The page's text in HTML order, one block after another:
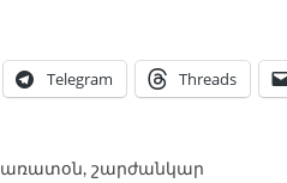
Telegram Threads
, շարժանկար